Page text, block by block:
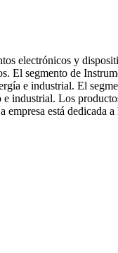
electrónicos y
El segmento de
e industrial. El
e industrial. Los
empresa está